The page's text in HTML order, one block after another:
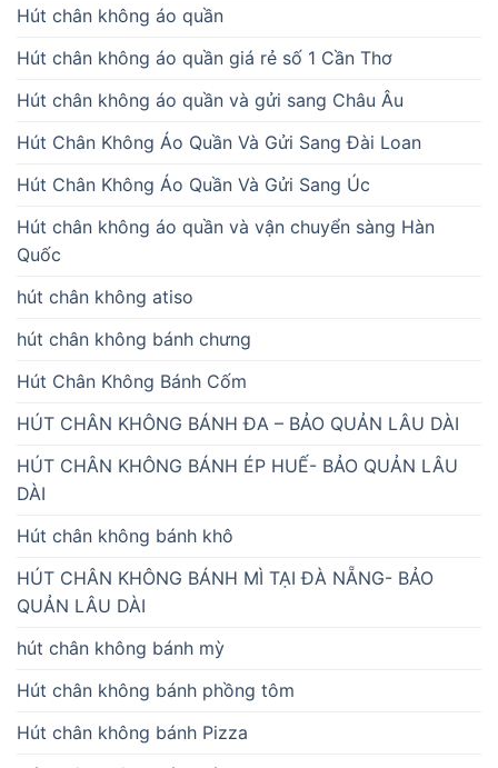
Hút chân không áo quần
Hút chân không áo quần giá rẻ số 1 Cần Thơ
Hút chân không áo quần và gửi sang Châu Âu
Hút Chân Không Áo Quần Và Gửi Sang Đài Loan
Hút Chân Không Áo Quần Và Gửi Sang Úc
Hút chân không áo quần và vận chuyển sàng Hàn
Quốc
hút chân không atiso
hút chân không bánh chưng
Hút Chân Không Bánh Cốm
HÚT CHÂN KHÔNG BÁNH ĐA – BẢO QUẢN LÂU DÀI
HÚT CHÂN KHÔNG BÁNH ÉP HUẾ- BẢO QUẢN LÂU
DÀI
Hút chân không bánh khô
HÚT CHÂN KHÔNG BÁNH MÌ TẠI ĐÀ NẴNG- BẢO
QUẢN LÂU DÀI
hút chân không bánh mỳ
Hút chân không bánh phồng tôm
Hút chân không bánh Pizza